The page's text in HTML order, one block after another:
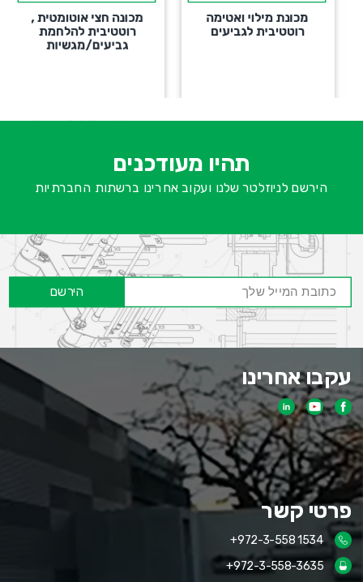
מכונת מילוי ואטימה
רוטטיבית לגביעים
מכונה חצי אוטומטית ,
רוטטיבית להלחמת
גביעים/מגשיות
תהיו מעודכנים
הירשם לניוזלטר שלנו ועקוב אחרינו ברשתות החברתיות
הירשם
עקבו אחרינו
פרטי קשר
+972-3-558 1534
+972-3-558-3635